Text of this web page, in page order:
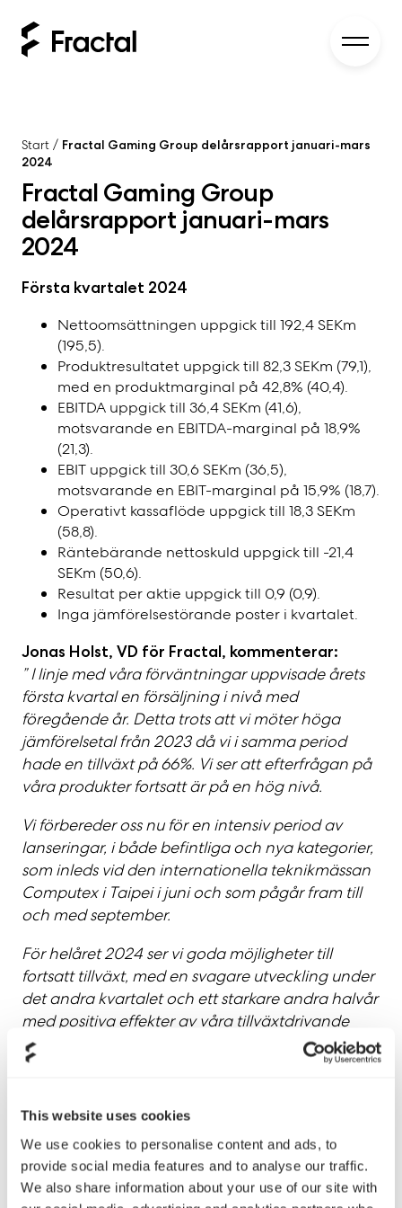
This website uses cookies
We use cookies to personalise content and ads, to
provide social media features and to analyse our traffic.
We also share information about your use of our site with
Start / Fractal Gaming Group delårsrapport januari-mars
2024
Fractal Gaming Group
delårsrapport januari-mars
2024
Första kvartalet 2024
Nettoomsättningen uppgick till 192,4 SEKm
(195,5).
Produktresultatet uppgick till 82,3 SEKm (79,1),
med en produktmarginal på 42,8% (40,4).
EBITDA uppgick till 36,4 SEKm (41,6),
motsvarande en EBITDA-marginal på 18,9%
(21,3).
EBIT uppgick till 30,6 SEKm (36,5),
motsvarande en EBIT-marginal på 15,9% (18,7).
Operativt kassaflöde uppgick till 18,3 SEKm
(58,8).
Räntebärande nettoskuld uppgick till -21,4
SEKm (50,6).
Resultat per aktie uppgick till 0,9 (0,9).
Inga jämförelsestörande poster i kvartalet.
Jonas Holst, VD för Fractal, kommenterar:
” I linje med våra förväntningar uppvisade årets
första kvartal en försäljning i nivå med
föregående år. Detta trots att vi möter höga
jämförelsetal från 2023 då vi i samma period
hade en tillväxt på 66%. Vi ser att efterfrågan på
våra produkter fortsatt är på en hög nivå.
Vi förbereder oss nu för en intensiv period av
lanseringar, i både befintliga och nya kategorier,
som inleds vid den internationella teknikmässan
Computex i Taipei i juni och som pågår fram till
och med september.
För helåret 2024 ser vi goda möjligheter till
fortsatt tillväxt, med en svagare utveckling under
det andra kvartalet och ett starkare andra halvår
med positiva effekter av våra tillväxtdrivande
initiativ.”
telefon och web-konferens för investerare,
analytiker och media 25 april 11.00 (CEST). CEO,
Jonas Holst samt CFO, Karin Ingemarson
kommer att presentera och kommentera